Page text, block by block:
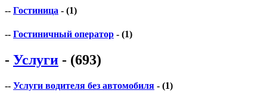
-- Гостиница - (1)
-- Гостиничный оператор - (1)
- Услуги - (693)
-- Услуги водителя без автомобиля - (1)